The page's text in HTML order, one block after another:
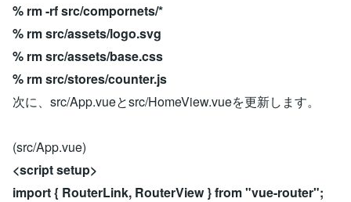
% rm -rf src/compornets/*
% rm src/assets/logo.svg
% rm src/assets/base.css
% rm src/stores/counter.js
次に、src/App.vueとsrc/HomeView.vueを更新します。
(src/App.vue)
<script setup>
import { RouterLink, RouterView } from "vue-router";